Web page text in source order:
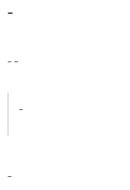
-
- -
-
-